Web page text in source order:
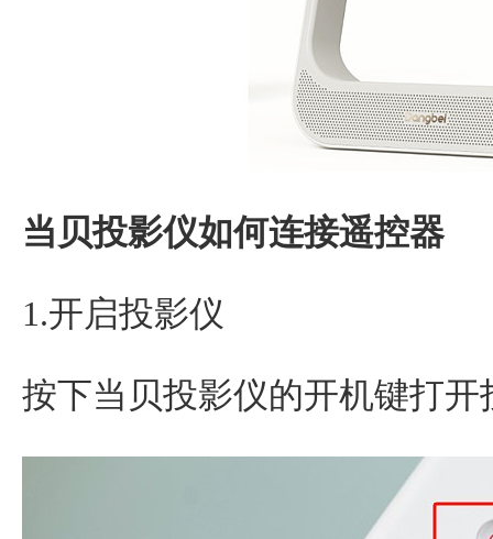
当贝投影仪如何连接遥控器
1.开启投影仪
按下当贝投影仪的开机键打开